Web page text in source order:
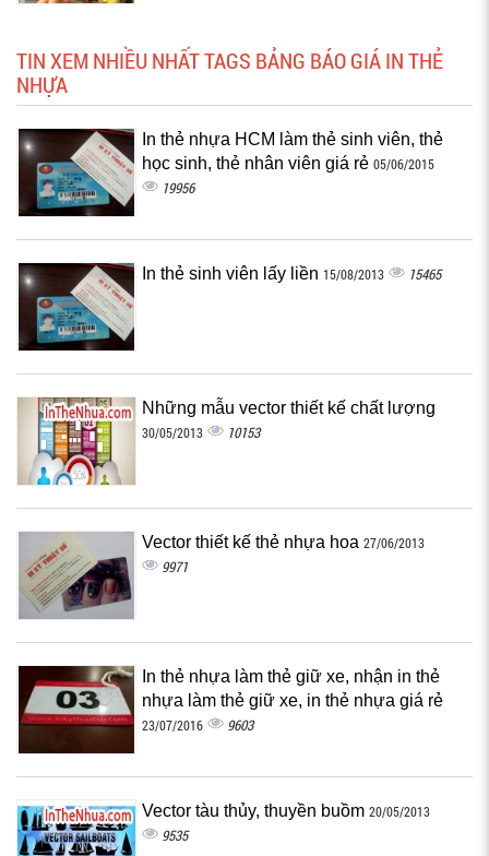
TIN XEM NHIỀU NHẤT TAGS BẢNG BÁO GIÁ IN THẺ
NHỰA
In thẻ nhựa HCM làm thẻ sinh viên, thẻ
học sinh, thẻ nhân viên giá rẻ 05/06/2015
19956
In thẻ sinh viên lấy liền 15/08/2013 15465
Những mẫu vector thiết kế chất lượng
30/05/2013 10153
Vector thiết kế thẻ nhựa hoa 27/06/2013
9971
In thẻ nhựa làm thẻ giữ xe, nhận in thẻ
nhựa làm thẻ giữ xe, in thẻ nhựa giá rẻ
23/07/2016 9603
Vector tàu thủy, thuyền buồm 20/05/2013
9535